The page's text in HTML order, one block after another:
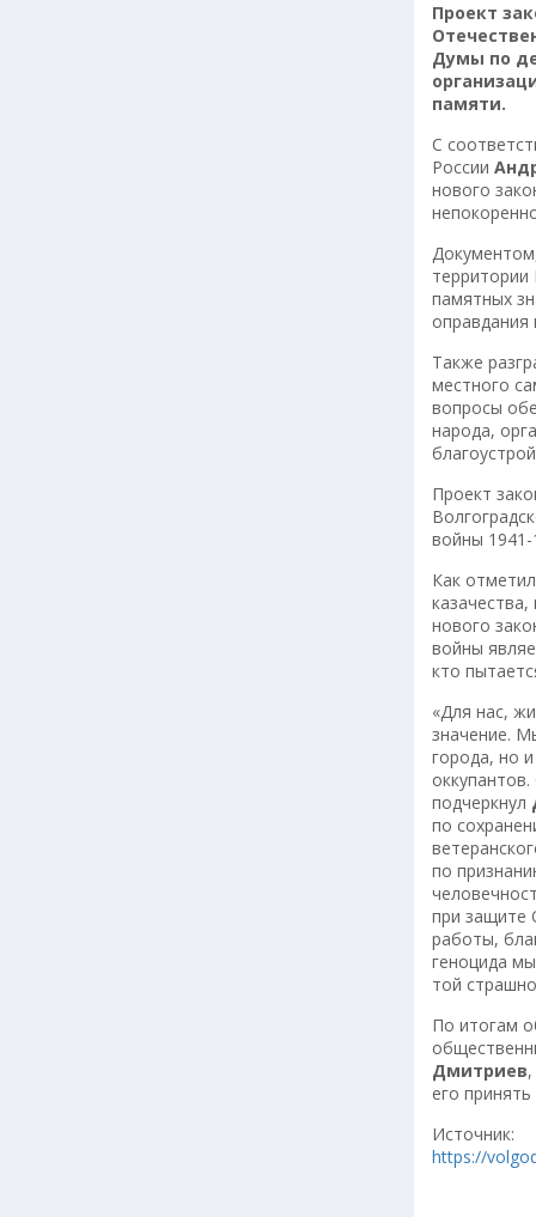
Проект
Думы по
памяти.
С
России
нового
территории
памятных
оправдания
Также
местного
вопросы
народа,
Проект
войны 1941-
Как
нового
войны
кто
«Для нас,
значение.
города, но
подчеркнул
по
по
при защите
работы,
геноцида
той
По итогам
Дмитриев,
его
Источник:
https://